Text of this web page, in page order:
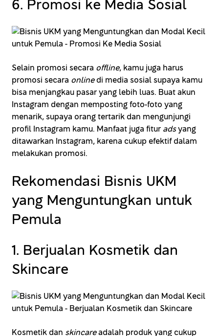
6. Promosi ke Media Sosial
Selain promosi secara offline, kamu juga harus
promosi secara onlinedi media sosial supaya kamu
bisa menjangkau pasar yang lebih luas. Buat akun
Instagram dengan memposting foto-foto yang
menarik, supaya orang tertarik dan mengunjungi
profil Instagram kamu. Manfaat juga fitur adsyang
ditawarkan Instagram, karena cukup efektif dalam
melakukan promosi.
Rekomendasi Bisnis UKM
yang Menguntungkan untuk
Pemula
1. Berjualan Kosmetik dan
Skincare
Kosmetik dan skincareadalah produk yang cukup